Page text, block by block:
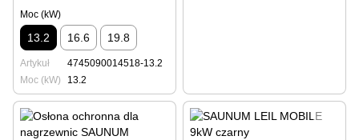
Moc (kW)
13.2 16.6 19.8
Artykuł
4745090014518-13.2
Moc (kW)
13.2